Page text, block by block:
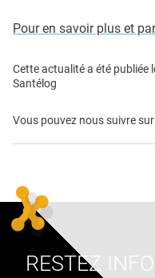
Pour en savoir plus et
Cette actualité a été publiée
Santélog
Vous pouvez nous suivre sur
RESTEZ